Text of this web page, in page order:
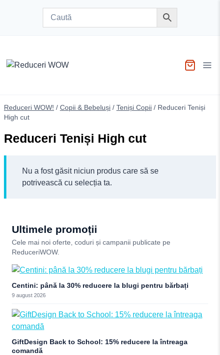
Reduceri WOW! / Copii & Bebeluși / Teniși Copii / Reduceri Teniși
High cut
Reduceri Teniși High cut
Nu a fost găsit niciun produs care să se
potrivească cu selecția ta.
Ultimele promoții
Cele mai noi oferte, coduri și campanii publicate pe
ReduceriWOW.
Centini: până la 30% reducere la blugi pentru bărbați
9 august 2026
GiftDesign Back to School: 15% reducere la întreaga
comandă